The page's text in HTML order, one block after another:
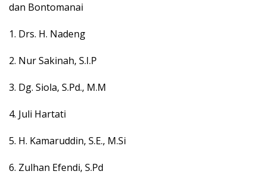
dan Bontomanai
1. Drs. H. Nadeng
2. Nur Sakinah, S.I.P
3. Dg. Siola, S.Pd., M.M
4. Juli Hartati
5. H. Kamaruddin, S.E., M.Si
6. Zulhan Efendi, S.Pd